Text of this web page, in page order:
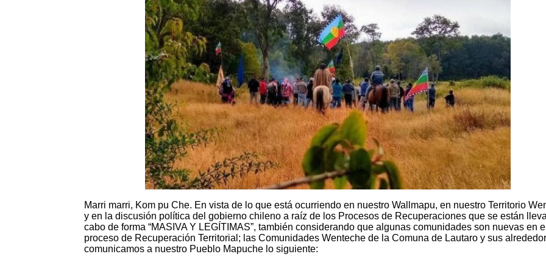
Marri marri, Kom pu Che. En vista de lo que está ocurriendo en nuestro Wallmapu, en nuestro Territorio
y en la discusión política del gobierno chileno a raíz de los Procesos de Recuperaciones que se están
cabo de forma “MASIVA Y LEGÍTIMAS”, también considerando que algunas comunidades son nuevas en el
proceso de Recuperación Territorial; las Comunidades Wenteche de la Comuna de Lautaro y sus
comunicamos a nuestro Pueblo Mapuche lo siguiente: